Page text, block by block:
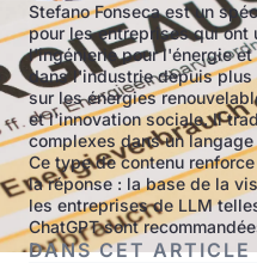
Stefano Fonseca est un
pour les entreprises qui ont
l'ingénierie pour l'énergie
dans l'industrie depuis
sur les énergies
et l'innovation sociale. Il
complexes dans un
Ce type de contenu
la réponse : la base de la
les entreprises de LLM
ChatGPT sont
DANS CET ARTICLE